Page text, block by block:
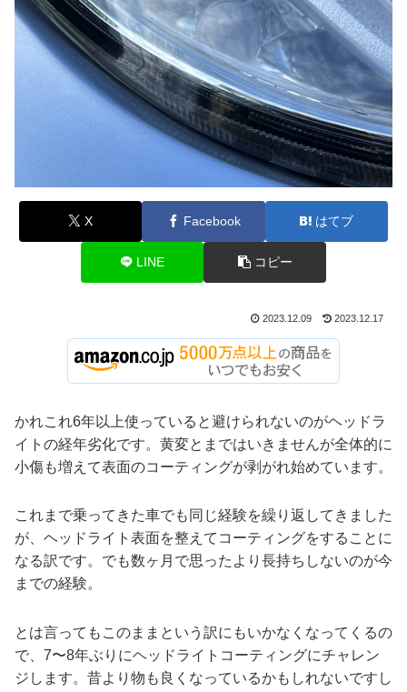
X Facebook はてブ
LINE コピー
2023.12.09 2023.12.17
かれこれ6年以上使っていると避けられないのがヘッドラ
イトの経年劣化です。黄変とまではいきませんが全体的に
小傷も増えて表面のコーティングが剥がれ始めています。
これまで乗ってきた車でも同じ経験を繰り返してきました
が、ヘッドライト表面を整えてコーティングをすることに
なる訳です。でも数ヶ月で思ったより長持ちしないのが今
までの経験。
とは言ってもこのままという訳にもいかなくなってくるの
で、7〜8年ぶりにヘッドライトコーティングにチャレン
ジします。昔より物も良くなっているかもしれないですし